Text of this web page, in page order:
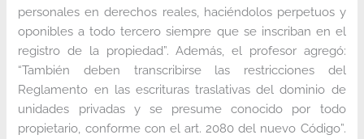
personales en derechos reales, haciéndolos perpetuos y
oponibles a todo tercero siempre que se inscriban en el
registro de la propiedad”. Además, el profesor agregó:
“También deben transcribirse las restricciones del
Reglamento en las escrituras traslativas del dominio de
unidades privadas y se presume conocido por todo
propietario, conforme con el art. 2080 del nuevo Código”.